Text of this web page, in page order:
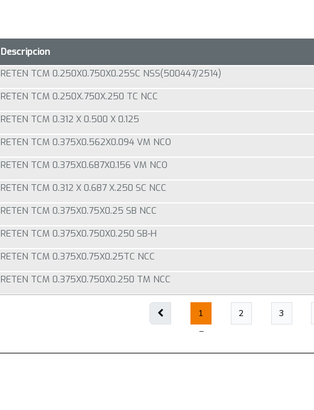
Descripcion
RETEN TCM 0.250X0.750X0.25SC NSS(500447/2514)
RETEN TCM 0.250X.750X.250 TC NCC
RETEN TCM 0.312 X 0.500 X 0.125
RETEN TCM 0.375X0.562X0.094 VM NCO
RETEN TCM 0.375X0.687X0.156 VM NCO
RETEN TCM 0.312 X 0.687 X.250 SC NCC
RETEN TCM 0.375X0.75X0.25 SB NCC
RETEN TCM 0.375X0.750X0.250 SB-H
RETEN TCM 0.375X0.75X0.25TC NCC
RETEN TCM 0.375X0.750X0.250 TM NCC
1 2 3